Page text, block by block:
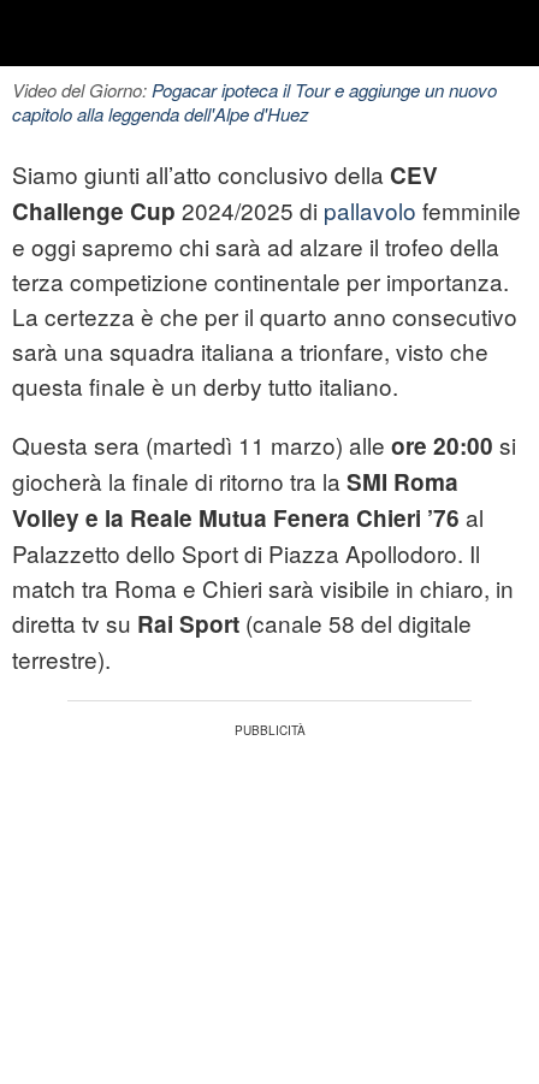
Video del Giorno:Pogacar ipoteca il Tour e aggiunge un nuovo
capitolo alla leggenda dell'Alpe d'Huez
Siamo giunti all’atto conclusivo della CEV
Challenge Cup 2024/2025 di pallavolo femminile
e oggi sapremo chi sarà ad alzare il trofeo della
terza competizione continentale per importanza.
La certezza è che per il quarto anno consecutivo
sarà una squadra italiana a trionfare, visto che
questa finale è un derby tutto italiano.
Questa sera (martedì 11 marzo) alle ore 20:00 si
giocherà la finale di ritorno tra la SMI Roma
Volley e la Reale Mutua Fenera Chieri ’76 al
Palazzetto dello Sport di Piazza Apollodoro. Il
match tra Roma e Chieri sarà visibile in chiaro, in
diretta tv su Rai Sport (canale 58 del digitale
terrestre).